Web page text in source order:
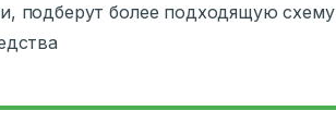
подберут более подходящую схему